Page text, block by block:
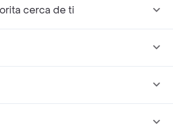
cerca de ti